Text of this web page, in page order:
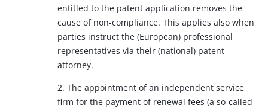
entitled to the patent application removes the
cause of non-compliance. This applies also when
parties instruct the (European) professional
representatives via their (national) patent
attorney.
2. The appointment of an independent service
firm for the payment of renewal fees (a so-called